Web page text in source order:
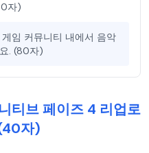
자)
임 커뮤니티 내에서 음악
. (80자)
티브 페이즈 4 리업로
자)